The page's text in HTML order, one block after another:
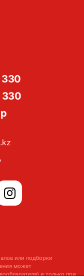
330
или подборки
может
и только при